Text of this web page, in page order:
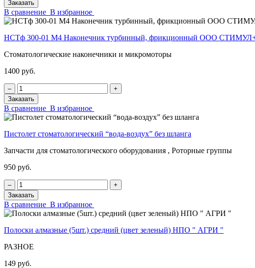
Заказать
В сравнение В избранное
НСТф 300-01 М4 Наконечник турбинный, фрикционный ООО
Стоматологические наконечники и микромоторы
1400 руб.
‒
+
Заказать
В сравнение В избранное
Пистолет стоматологический “вода-воздух” без шланга
Запчасти для стоматологического оборудования , Роторные группы
950 руб.
‒
+
Заказать
В сравнение В избранное
Полоски алмазные (5шт.) средний (цвет зеленый) НПО " АГРИ "
РАЗНОЕ
149 руб.